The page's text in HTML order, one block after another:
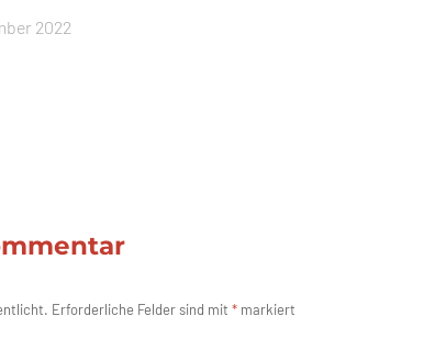
2022
Erforderliche Felder sind mit * markiert